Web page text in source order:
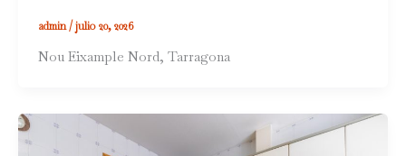
admin /julio 20, 2026
Nou Eixample Nord, Tarragona